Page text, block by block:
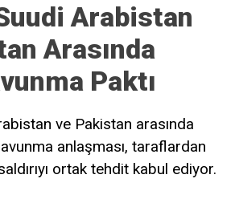
Arabistan
Arasında
Paktı
ve Pakistan arasında
anlaşması, taraflardan
ortak tehdit kabul ediyor.